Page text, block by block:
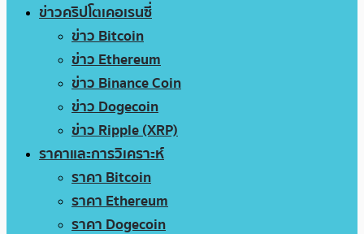
ข่าวคริปโตเคอเรนซี่
ข่าว Bitcoin
ข่าว Ethereum
ข่าว Binance Coin
ข่าว Dogecoin
ข่าว Ripple (XRP)
ราคาและการวิเคราะห์
ราคา Bitcoin
ราคา Ethereum
ราคา Dogecoin